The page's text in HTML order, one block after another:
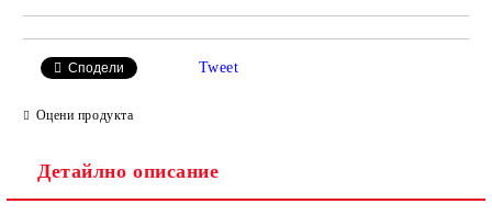
Сподели Tweet
Оцени продукта
Детайлно описание